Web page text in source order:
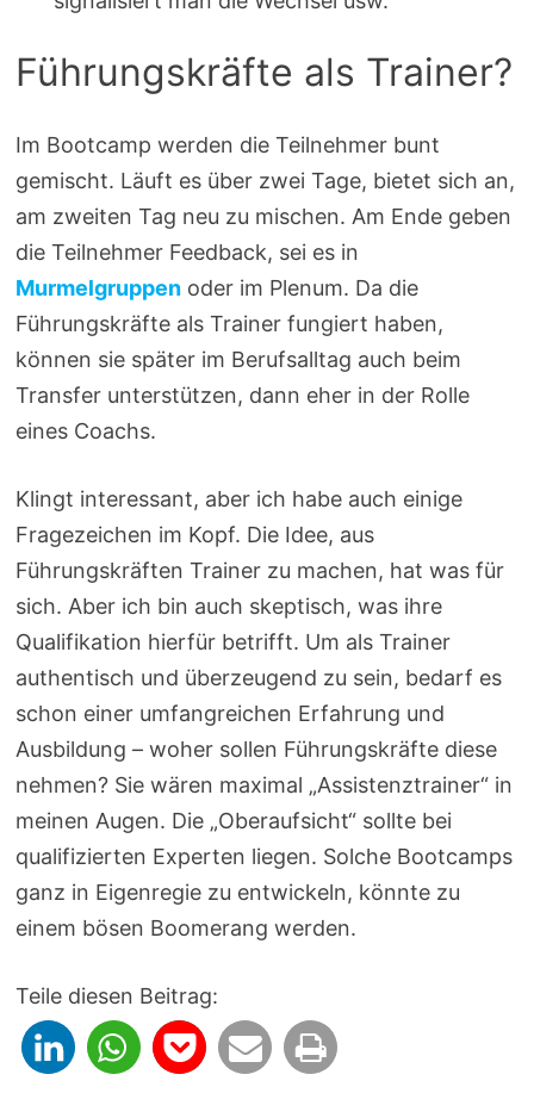
Führungskräfte als Trainer?
Im Bootcamp werden die Teilnehmer bunt
gemischt. Läuft es über zwei Tage, bietet sich an,
am zweiten Tag neu zu mischen. Am Ende geben
die Teilnehmer Feedback, sei es in
Murmelgruppen oder im Plenum. Da die
Führungskräfte als Trainer fungiert haben,
können sie später im Berufsalltag auch beim
Transfer unterstützen, dann eher in der Rolle
eines Coachs.
Klingt interessant, aber ich habe auch einige
Fragezeichen im Kopf. Die Idee, aus
Führungskräften Trainer zu machen, hat was für
sich. Aber ich bin auch skeptisch, was ihre
Qualifikation hierfür betrifft. Um als Trainer
authentisch und überzeugend zu sein, bedarf es
schon einer umfangreichen Erfahrung und
Ausbildung – woher sollen Führungskräfte diese
nehmen? Sie wären maximal „Assistenztrainer“ in
meinen Augen. Die „Oberaufsicht“ sollte bei
qualifizierten Experten liegen. Solche Bootcamps
ganz in Eigenregie zu entwickeln, könnte zu
einem bösen Boomerang werden.
Teile diesen Beitrag: